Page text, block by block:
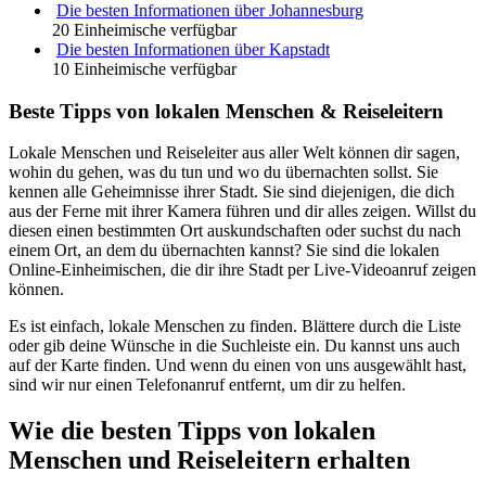
Die besten Informationen über Johannesburg
20 Einheimische verfügbar
Die besten Informationen über Kapstadt
10 Einheimische verfügbar
Beste Tipps von lokalen Menschen & Reiseleitern
Lokale Menschen und Reiseleiter aus aller Welt können dir sagen,
wohin du gehen, was du tun und wo du übernachten sollst. Sie
kennen alle Geheimnisse ihrer Stadt. Sie sind diejenigen, die dich
aus der Ferne mit ihrer Kamera führen und dir alles zeigen. Willst du
diesen einen bestimmten Ort auskundschaften oder suchst du nach
einem Ort, an dem du übernachten kannst? Sie sind die lokalen
Online-Einheimischen, die dir ihre Stadt per Live-Videoanruf zeigen
können.
Es ist einfach, lokale Menschen zu finden. Blättere durch die Liste
oder gib deine Wünsche in die Suchleiste ein. Du kannst uns auch
auf der Karte finden. Und wenn du einen von uns ausgewählt hast,
sind wir nur einen Telefonanruf entfernt, um dir zu helfen.
Wie die besten Tipps von lokalen
Menschen und Reiseleitern erhalten